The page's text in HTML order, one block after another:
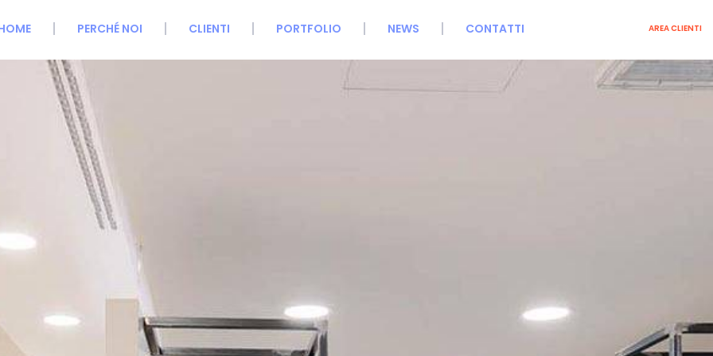
PERCHÉ NOI CLIENTI PORTFOLIO NEWS CONTATTI AREA CLIENTI